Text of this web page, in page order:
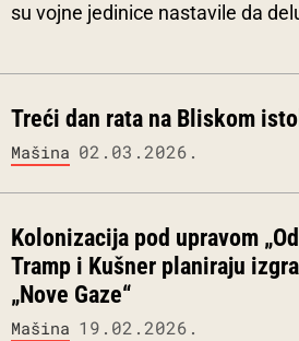
su vojne jedinice nastavile da
Treći dan rata na Bliskom
Mašina 02.03.2026.
Kolonizacija pod upravom
Tramp i Kušner planiraju
„Nove Gaze“
Mašina 19.02.2026.